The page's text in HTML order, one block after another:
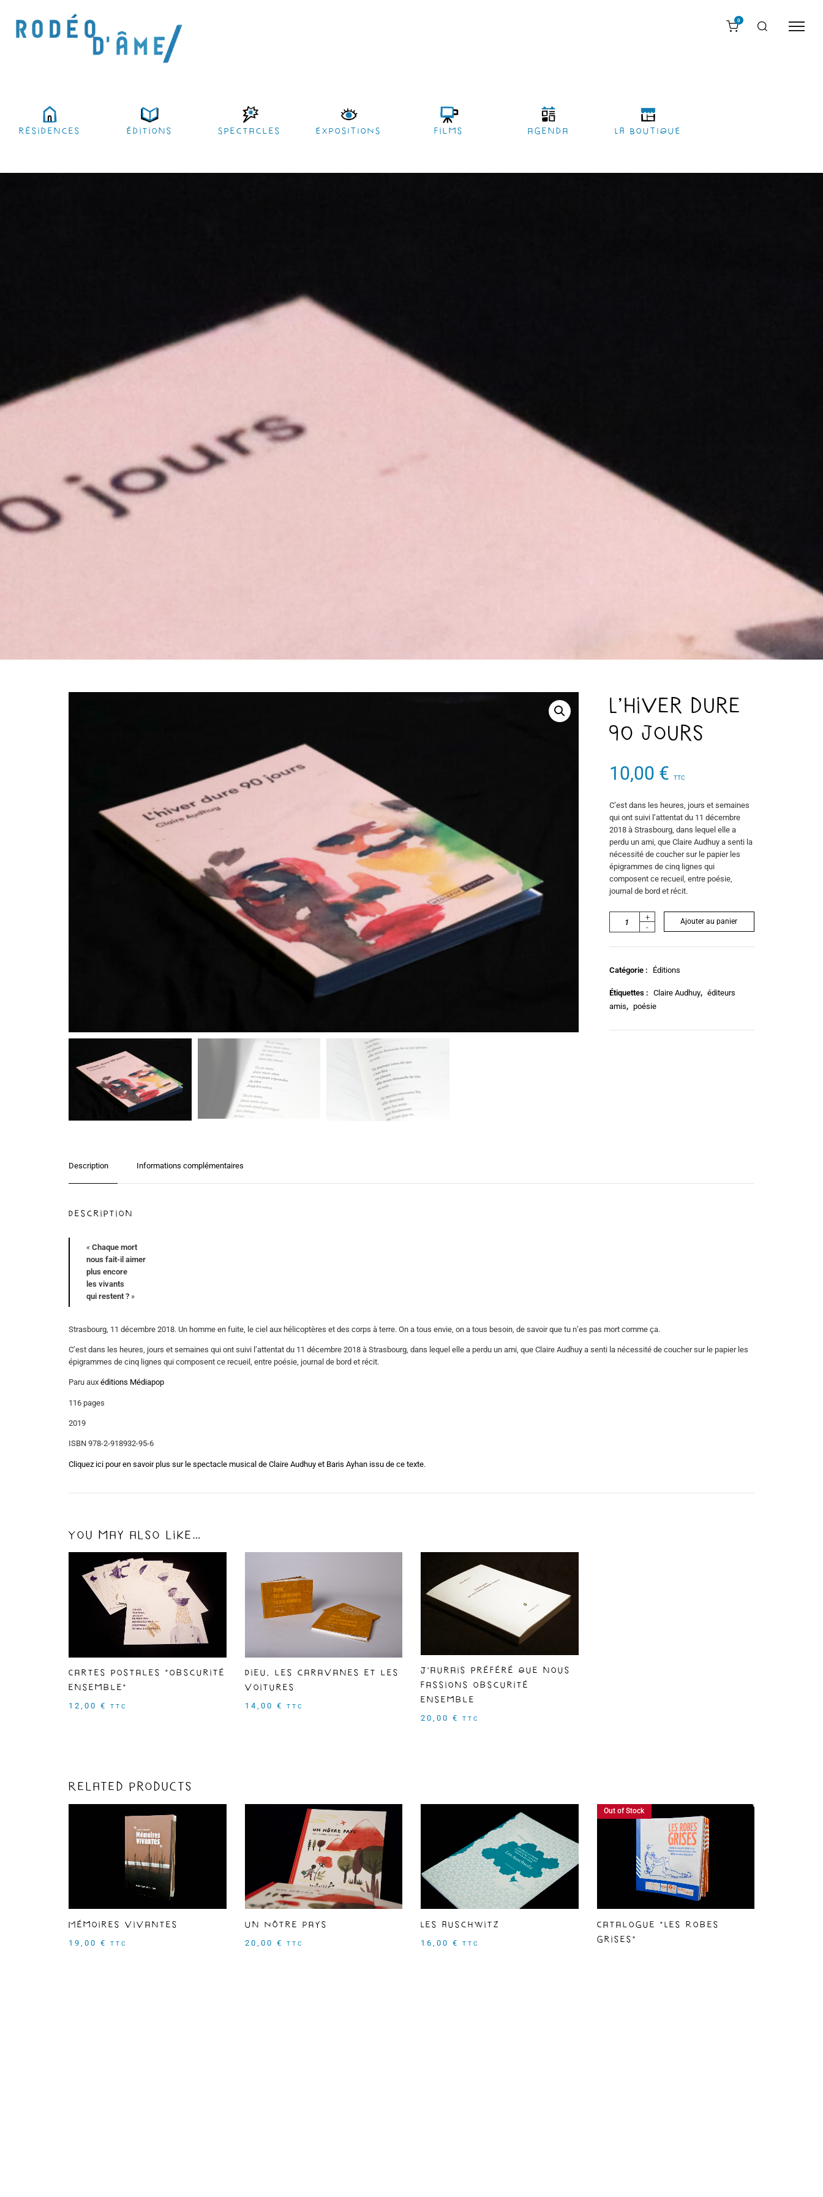
0
résidences Éditions Spectacles EXPOSITIONS films agenda LA BOUTIQUE
L’hiver dure
90 jours
10,00 € TTC
C’est dans les heures, jours et semaines
qui ont suivi l’attentat du 11 décembre
2018 à Strasbourg, dans lequel elle a
perdu un ami, que Claire Audhuy a senti la
nécessité de coucher sur le papier les
épigrammes de cinq lignes qui
composent ce recueil, entre poésie,
journal de bord et récit.
+
-
Ajouter au panier
Catégorie : Éditions
Étiquettes : Claire Audhuy, éditeurs
amis, poésie
Description Informations complémentaires
Description
« Chaque mort
nous fait-il aimer
plus encore
les vivants
qui restent ?»
Strasbourg, 11 décembre 2018. Un homme en fuite, le ciel aux hélicoptères et des corps à terre. On a tous envie, on a tous besoin, de savoir que tu n’es pas mort comme ça.
C’est dans les heures, jours et semaines qui ont suivi l’attentat du 11 décembre 2018 à Strasbourg, dans lequel elle a perdu un ami, que Claire Audhuy a senti la nécessité de coucher sur le papier les
épigrammes de cinq lignes qui composent ce recueil, entre poésie, journal de bord et récit.
Paru aux éditions Médiapop
116 pages
2019
ISBN 978-2-918932-95-6
Cliquez ici pour en savoir plus sur le spectacle musical de Claire Audhuy et Baris Ayhan issu de ce texte.
You may also like…
Cartes postales "Obscurité
ensemble"
12,00 € TTC
Dieu, les caravanes et les
voitures
14,00 € TTC
J'aurais préféré que nous
fassions obscurité
ensemble
20,00 € TTC
Related products
Mémoires vivantes
19,00 € TTC
Un Nôtre Pays
20,00 € TTC
Les Auschwitz
16,00 € TTC
Out of Stock
Catalogue "Les Robes
grises"